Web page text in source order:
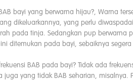
bayi yang berwarna hijau?, Warna
dikeluarkannya, yang perlu
pada tinja. Sedangkan pup berwarna
ditemukan pada bayi, sebaiknya
BAB pada bayi? Tidak ada
juga yang tidak BAB seharian,